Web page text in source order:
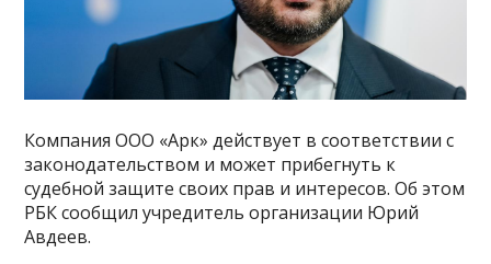
Компания ООО «Арк» действует в соответствии с
законодательством и может прибегнуть к
судебной защите своих прав и интересов. Об этом
РБК сообщил учредитель организации Юрий
Авдеев.